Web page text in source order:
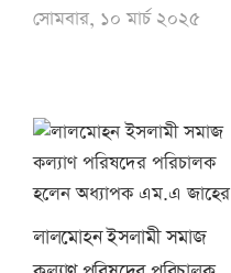
সোমবার, ১০ মার্চ ২০২৫
লালমোহন ইসলামী সমাজ